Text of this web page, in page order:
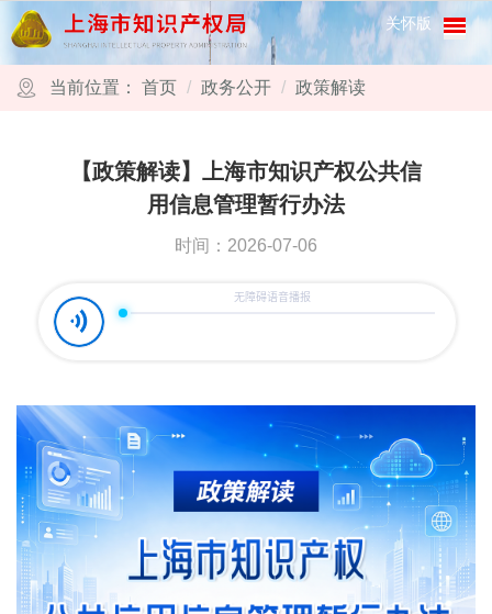
跳转到网站导航区 跳转到主要内容区域 关怀版
当前位置： 首页 政务公开 政策解读
【政策解读】上海市知识产权公共信
用信息管理暂行办法
时间：2026-07-06